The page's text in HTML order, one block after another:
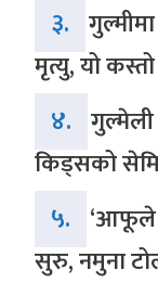
३.
मृत्यु, यो
४.
किड्सको
५. ‘आफूले
सुरु, नमुना